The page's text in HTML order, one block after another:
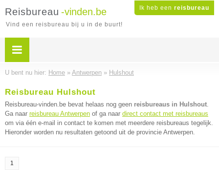
Ik heb een reisbureau
Reisbureau -vinden.be
Vind een reisbureau bij u in de buurt!
U bent nu hier: Home » Antwerpen » Hulshout
Reisbureau Hulshout
Reisbureau-vinden.be bevat helaas nog geen reisbureaus in Hulshout.
Ga naar reisbureau Antwerpen of ga naar direct contact met reisbureaus
om via één e-mail in contact te komen met meerdere reisbureaus tegelijk.
Hieronder worden nu resultaten getoond uit de provincie Antwerpen.
1